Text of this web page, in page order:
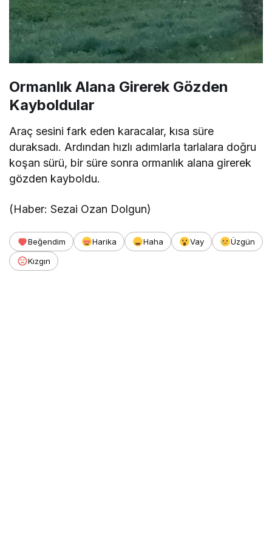
Ormanlık Alana Girerek Gözden
Kayboldular
Araç sesini fark eden karacalar, kısa süre
duraksadı. Ardından hızlı adımlarla tarlalara doğru
koşan sürü, bir süre sonra ormanlık alana girerek
gözden kayboldu.
(Haber: Sezai Ozan Dolgun)
Beğendim Harika Haha Vay
Üzgün
Kızgın